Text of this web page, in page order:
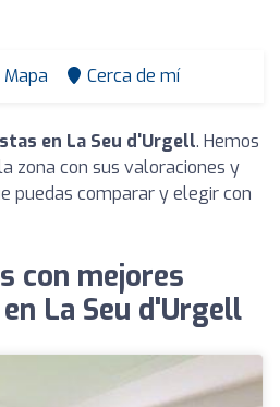
Mapa Cerca de mí
en La Seu d'Urgell. Hemos
zona con sus valoraciones y
puedas comparar y elegir con
con mejores
La Seu d'Urgell